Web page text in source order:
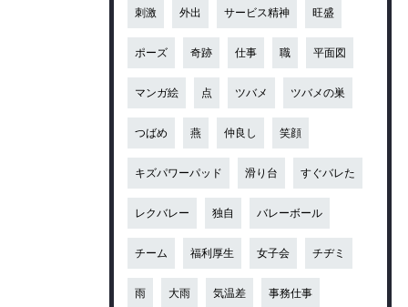
刺激 外出 サービス精神 旺盛
ポーズ 奇跡 仕事 職 平面図
マンガ絵 点 ツバメ ツバメの巣
つばめ 燕 仲良し 笑顔
キズパワーパッド 滑り台 すぐバレた
レクバレー 独自 バレーボール
チーム 福利厚生 女子会 チヂミ
雨 大雨 気温差 事務仕事